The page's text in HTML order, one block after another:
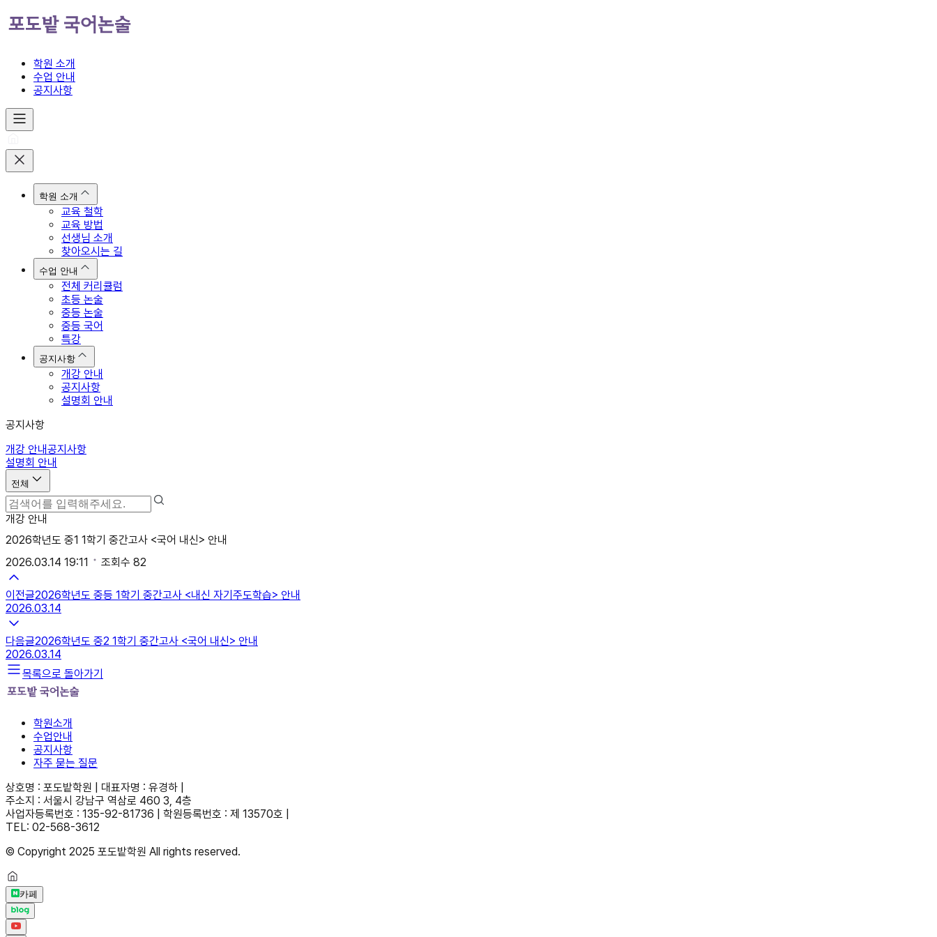
학원 소개
수업 안내
공지사항
학원 소개
교육 철학
교육 방법
선생님 소개
찾아오시는 길
수업 안내
전체 커리큘럼
초등 논술
중등 논술
중등 국어
특강
공지사항
개강 안내
공지사항
설명회 안내
공지사항
개강 안내공지사항
설명회 안내
전체
개강 안내
2026학년도 중1 1학기 중간고사 <국어 내신> 안내
2026.03.14 19:11
조회수 82
이전글2026학년도 중등 1학기 중간고사 <내신 자기주도학습> 안내
2026.03.14
다음글2026학년도 중2 1학기 중간고사 <국어 내신> 안내
2026.03.14
목록으로 돌아가기
학원소개
수업안내
공지사항
자주 묻는 질문
상호명 : 포도밭학원 | 대표자명 : 유경하 |
주소지 : 서울시 강남구 역삼로 460 3, 4층
사업자등록번호 : 135-92-81736 | 학원등록번호 : 제 13570호 |
TEL: 02-568-3612
© Copyright 2025 포도밭학원 All rights reserved.
카페